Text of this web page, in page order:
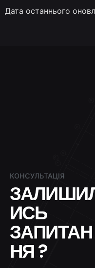
Дата останнього
КОНСУЛЬТАЦІЯ
ИСЬ
ЗАПИТАН
НЯ ?